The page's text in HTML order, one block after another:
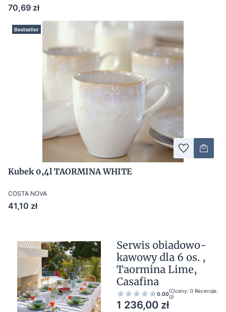
Cena
70,69 zł
Bestseller
Kubek 0,4l TAORMINA WHITE
COSTA NOVA
Cena
41,10 zł
Serwis obiadowo-
kawowy dla 6 os. ,
Taormina Lime,
Casafina
0.00(Oceny: 0 Recenzje:
0)
Cena
1 236,00 zł